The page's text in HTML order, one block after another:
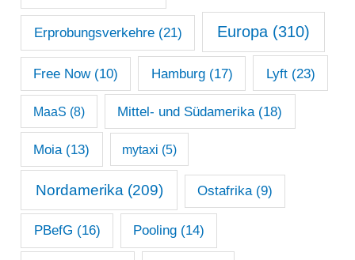
Erprobungsverkehre(21) Europa (310)
Free Now(10) Hamburg(17) Lyft(23)
MaaS (8) Mittel- und Südamerika (18)
Moia(13) mytaxi (5)
Nordamerika (209) Ostafrika(9)
PBefG (16) Pooling (14)